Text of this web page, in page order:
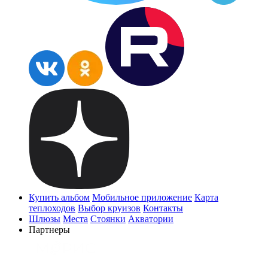
Купить альбом Мобильное приложение Карта
теплоходов Выбор круизов Контакты
Шлюзы Места Стоянки Акватории
Партнеры